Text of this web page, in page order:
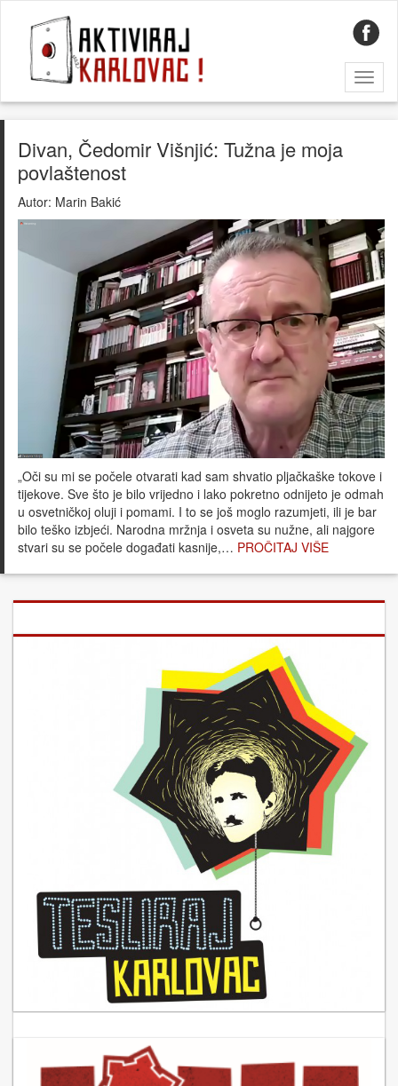
Divan, Čedomir Višnjić: Tužna je moja
povlaštenost
Autor: Marin Bakić
„Oči su mi se počele otvarati kad sam shvatio pljačkaške tokove i
tijekove. Sve što je bilo vrijedno i lako pokretno odnijeto je odmah
u osvetničkoj oluji i pomami. I to se još moglo razumjeti, ili je bar
bilo teško izbjeći. Narodna mržnja i osveta su nužne, ali najgore
stvari su se počele događati kasnije,… PROČITAJ VIŠE